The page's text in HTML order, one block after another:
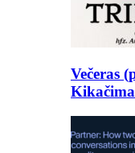
Večeras